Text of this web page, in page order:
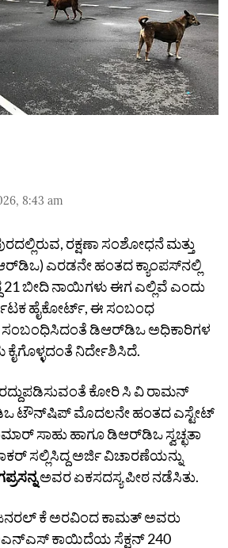
8:43 am
ರಕ್ಷಣಾ ಸಂಶೋಧನೆ ಮತ್ತು
ಎರಡನೇ ಹಂತದ ಕ್ಯಾಂಪಸ್‌ನಲ್ಲಿ
21 ಬೀದಿ ನಾಯಿಗಳು ಈಗ ಎಲ್ಲಿವೆ ಎಂದು
ಹೈಕೋರ್ಟ್‌, ಈ ಸಂಬಂಧ
ಸಂಬಂಧಿಸಿದಂತೆ ಡಿಆರ್‌ಡಿಒ ಅಧಿಕಾರಿಗಳ
ನಿರ್ದೇಶಿಸಿದೆ.
ರದ್ದುಪಡಿಸುವಂತೆ ಕೋರಿ ಸಿ ವಿ ರಾಮನ್‌
ಟೌನ್‌ಷಿಪ್‌ ಮೊದಲನೇ ಹಂತದ ಎಸ್ಟೇಟ್‌
ಸಾಹು ಹಾಗೂ ಡಿಆರ್‌ಡಿಒ ಸ್ವಚ್ಛತಾ
ಸಲ್ಲಿಸಿದ್ದ ಅರ್ಜಿ ವಿಚಾರಣೆಯನ್ನು
ಅವರ ಏಕಸದಸ್ಯ ಪೀಠ ನಡೆಸಿತು.
ಕೆ ಅರವಿಂದ ಕಾಮತ್ ಅವರು
ಬಿಎನ್‌ಎಸ್‌ ಕಾಯಿದೆಯ ಸೆಕ್ಷನ್ 240